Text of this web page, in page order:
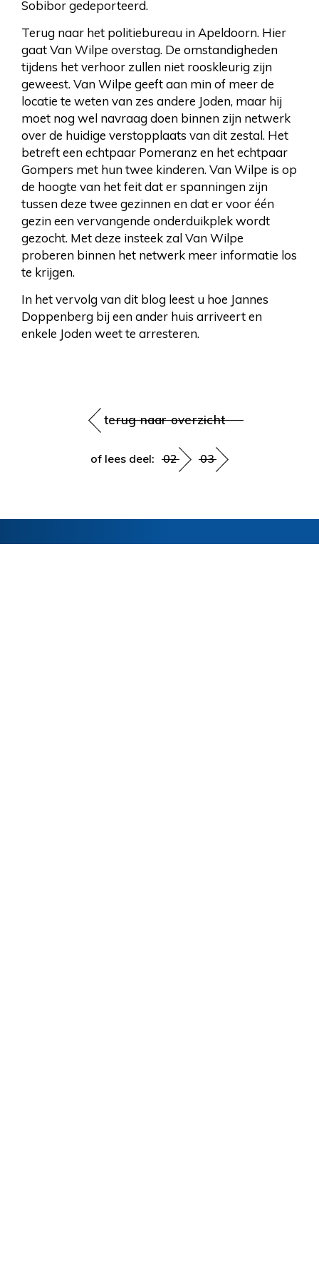
Sobibor gedeporteerd.
Terug naar het politiebureau in Apeldoorn. Hier
gaat Van Wilpe overstag. De omstandigheden
tijdens het verhoor zullen niet rooskleurig zijn
geweest. Van Wilpe geeft aan min of meer de
locatie te weten van zes andere Joden, maar hij
moet nog wel navraag doen binnen zijn netwerk
over de huidige verstopplaats van dit zestal. Het
betreft een echtpaar Pomeranz en het echtpaar
Gompers met hun twee kinderen. Van Wilpe is op
de hoogte van het feit dat er spanningen zijn
tussen deze twee gezinnen en dat er voor één
gezin een vervangende onderduikplek wordt
gezocht. Met deze insteek zal Van Wilpe
proberen binnen het netwerk meer informatie los
te krijgen.
In het vervolg van dit blog leest u hoe Jannes
Doppenberg bij een ander huis arriveert en
enkele Joden weet te arresteren.
terug naar overzicht
of lees deel: 02 03